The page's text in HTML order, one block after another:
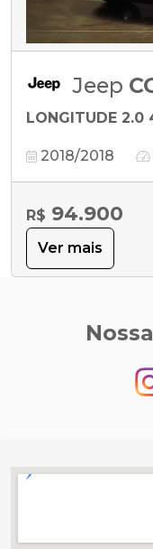
Jeep
LONGITUDE 2.0
2018/2018
R$ 94.900
Ver mais